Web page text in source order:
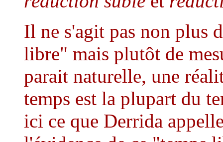
Il ne s'agit pas non plus
libre" mais plutôt de
parait naturelle, une
temps est la plupart du
ici ce que Derrida